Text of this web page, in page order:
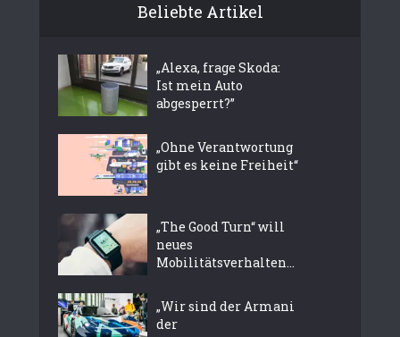
Beliebte Artikel
„Alexa, frage Skoda:
Ist mein Auto
abgesperrt?”
„Ohne Verantwortung
gibt es keine Freiheit“
„The Good Turn“ will
neues
Mobilitätsverhalten...
„Wir sind der Armani
der